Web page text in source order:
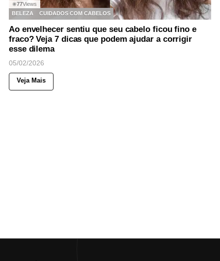
◉77Views
BELEZA
CUIDADOS COM CABELOS
Ao envelhecer sentiu que seu cabelo ficou fino e
fraco? Veja 7 dicas que podem ajudar a corrigir
esse dilema
05/02/2026
Veja Mais